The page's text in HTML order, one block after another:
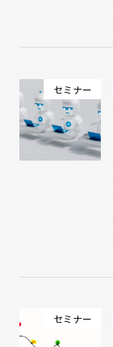
セミナー
セミナー